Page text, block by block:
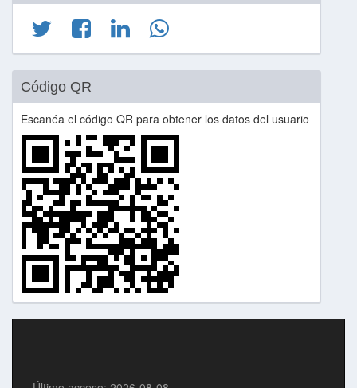
Código QR
Escanéa el código QR para obtener los datos del usuario